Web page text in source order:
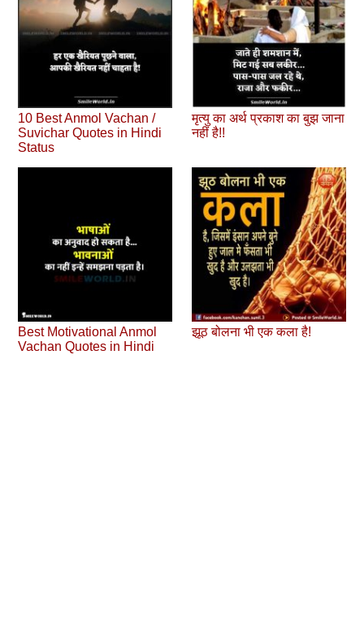
10 Best Anmol Vachan /
Suvichar Quotes in Hindi
Status
मृत्यु का अर्थ प्रकाश का बुझ जाना
नहीं है!!
Best Motivational Anmol
Vachan Quotes in Hindi
झूठ बोलना भी एक कला है!